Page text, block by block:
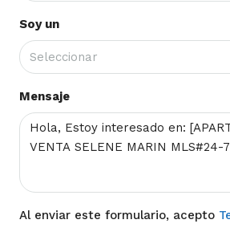
Soy un
Seleccionar
Mensaje
Al enviar este formulario, acepto